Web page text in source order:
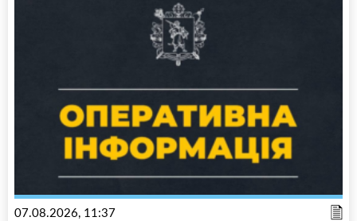
07.08.2026, 11:37